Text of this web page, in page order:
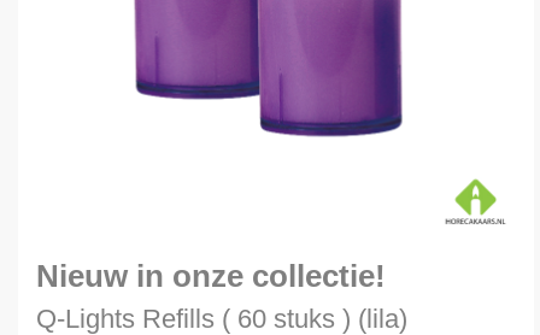
Nieuw in onze collectie!
Q-Lights Refills ( 60 stuks ) (lila)